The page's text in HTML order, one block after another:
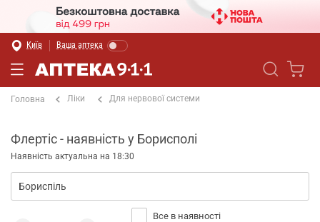
Київ Ваша аптека
Головна Ліки Для нервової системи
Флертіс - наявність у Борисполі
Наявність актуальна на 18:30
Все в наявності